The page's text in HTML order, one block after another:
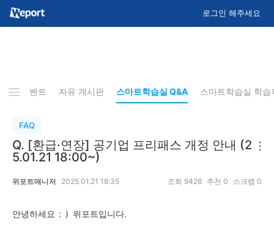
로그인 해주세요
포 이벤트 자유 게시판 스마트학습실 Q&A 스마트학습실 학습
FAQ
Q. [환급·연장] 공기업 프리패스 개정 안내 (2
5.01.21 18:00~)
위포트매니저 2025.01.21 18:35 조회 9426 추천 0 스크랩 0
안녕하세요 : ) 위포트 입니다.